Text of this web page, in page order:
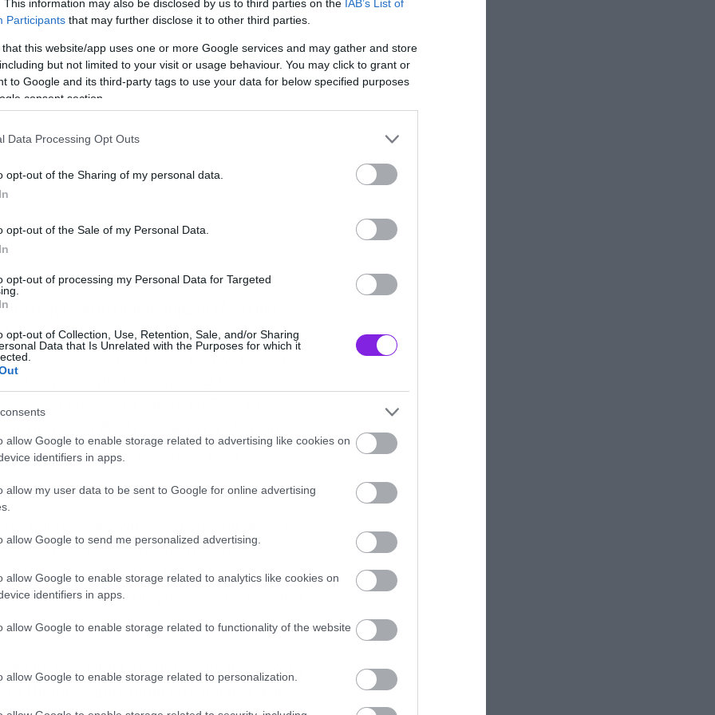
This information may also be disclosed by us to third parties on the IAB’s List of
Participants that may further disclose it to other third parties.
that this website/app uses one or more Google services and may gather and store
but not limited to your visit or usage behaviour. You may click to grant or
to Google and its third-party tags to use your data for below specified purposes
consent section.
Data Processing Opt Outs
opt-out of the Sharing of my personal data.
opt-out of the Sale of my Personal Data.
opt-out of processing my Personal Data for Targeted
opt-out of Collection, Use, Retention, Sale, and/or Sharing
Data that Is Unrelated with the Purposes for which it
allow Google to enable storage related to advertising like cookies on
identifiers in apps.
allow my user data to be sent to Google for online advertising
allow Google to send me personalized advertising.
allow Google to enable storage related to analytics like cookies on
identifiers in apps.
allow Google to enable storage related to functionality of the website
allow Google to enable storage related to personalization.
του χειμώνα. Μαζί με το βίντεο κλιπ.
η Charli αποκάλυψε ότι δέχτηκε
( σ.σ. σκηνοθέτης και
Χριστούγεννα, ρωτώντας την
τραγούδι για το
έμπνευση, οπότε μαζί με τον
να δουλεύουμε όχι απλώς πάνω
που νιώθαμε πως ταίριαζαν στον κόσμο
ήμουν ενθουσιασμένη που μπορούσα
σχεδόν αντίθετο. Όταν
έρχονται στο μυαλό πολλά πράγματα,
και το κρύο, η αποφασιστικότητα και η
με τον John Cale μετά από μια φράση
Underground, όπου είχε πει πως κάθε